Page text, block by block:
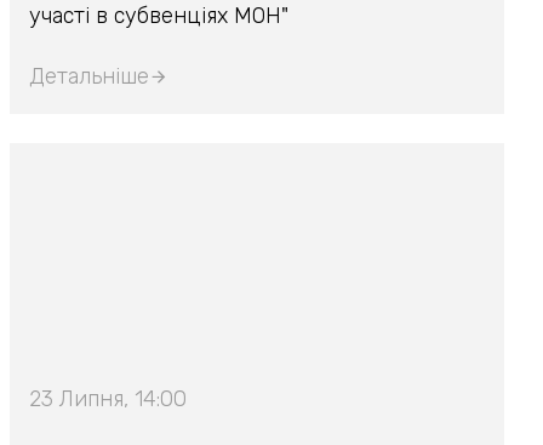
участі в субвенціях МОН"
Детальніше
23 Липня, 14:00